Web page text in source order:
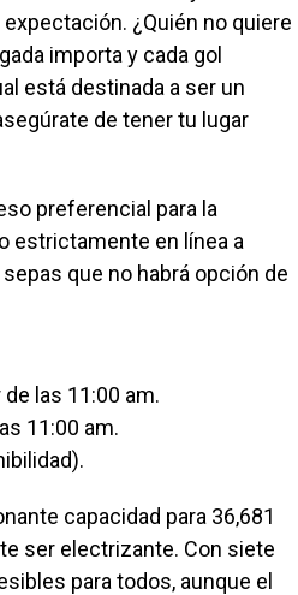
¿Quién no quiere
importa y cada gol
está destinada a ser un
de tener tu lugar
preferencial para la
estrictamente en línea a
que no habrá opción de
las 11:00 am.
11:00 am.
capacidad para 36,681
ser electrizante. Con siete
para todos, aunque el